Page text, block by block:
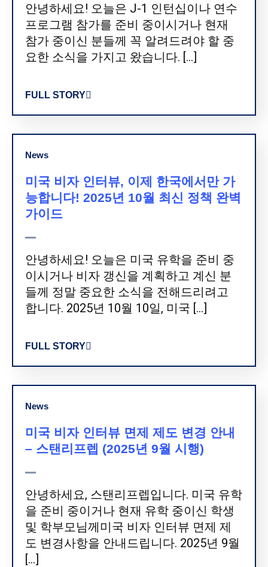
안녕하세요! 오늘은 J-1 인턴십이나 연수
프로그램 참가를 준비 중이시거나 현재
참가 중이신 분들께 꼭 알려드려야 할 중
요한 소식을 가지고 왔습니다. […]
FULL STORY
News
미국 비자 인터뷰, 이제 한국에서만 가
능합니다! 2025년 10월 최신 정책 완벽
가이드
안녕하세요! 오늘은 미국 유학을 준비 중
이시거나 비자 갱신을 계획하고 계신 분
들께 정말 중요한 소식을 전해드리려고
합니다. 2025년 10월 10일, 미국 […]
FULL STORY
News
미국 비자 인터뷰 면제 제도 변경 안내
– 스탠리프렙 (2025년 9월 시행)
안녕하세요, 스탠리프렙입니다. 미국 유학
을 준비 중이거나 현재 유학 중이신 학생
및 학부모님께미국 비자 인터뷰 면제 제
도 변경사항을 안내드립니다. 2025년 9월
[…]